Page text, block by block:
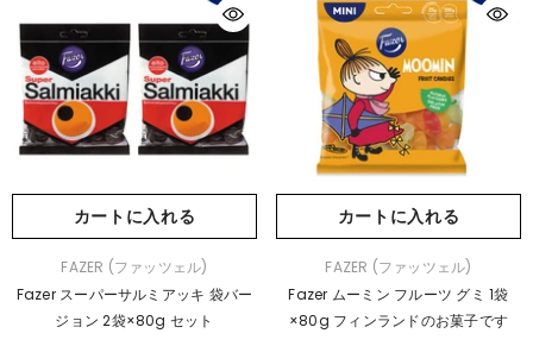
カートに入れる
売
FAZER (ファッツェル)
Fazer スーパーサルミアッキ 袋バー
ジョン 2袋×80g セット
カートに入れる
売
元：
FAZER (ファッツェル)
Fazer ムーミン フルーツ グミ 1袋
×80g フィンランドのお菓子です